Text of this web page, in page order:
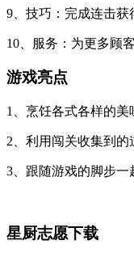
9、技巧：完成连击获
10、服务：为更多顾
游戏亮点
1、烹饪各式各样的美
2、利用闯关收集到的
3、跟随游戏的脚步一
星厨志愿下载